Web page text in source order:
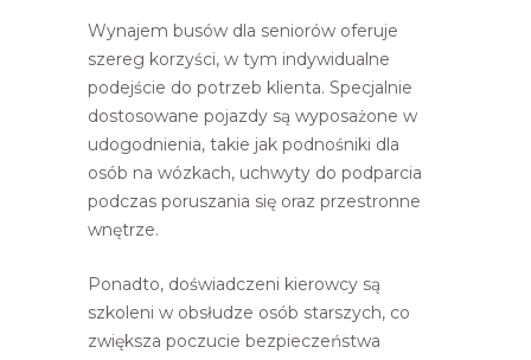
Wynajem busów dla seniorów oferuje
szereg korzyści, w tym indywidualne
podejście do potrzeb klienta. Specjalnie
dostosowane pojazdy są wyposażone w
udogodnienia, takie jak podnośniki dla
osób na wózkach, uchwyty do podparcia
podczas poruszania się oraz przestronne
wnętrze.
Ponadto, doświadczeni kierowcy są
szkoleni w obsłudze osób starszych, co
zwiększa poczucie bezpieczeństwa